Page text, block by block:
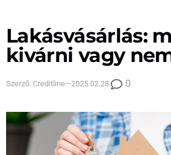
Lakásvásárlás:
kivárni vagy
Szerző: Creditline—2025.02.28. 0